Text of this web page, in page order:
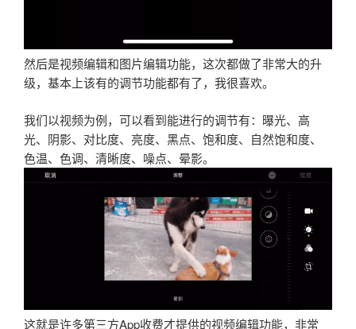
然后是视频编辑和图片编辑功能，这次都做了非常大的升
级，基本上该有的调节功能都有了，我很喜欢。
我们以视频为例，可以看到能进行的调节有：曝光、高
光、阴影、对比度、亮度、黑点、饱和度、自然饱和度、
色温、色调、清晰度、噪点、晕影。
这就是许多第三方App收费才提供的视频编辑功能，非常